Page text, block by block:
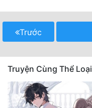
Trinh Thám
Triều Đấu
Trọng Sinh
Trước
Truyện Cùng Thể Loại